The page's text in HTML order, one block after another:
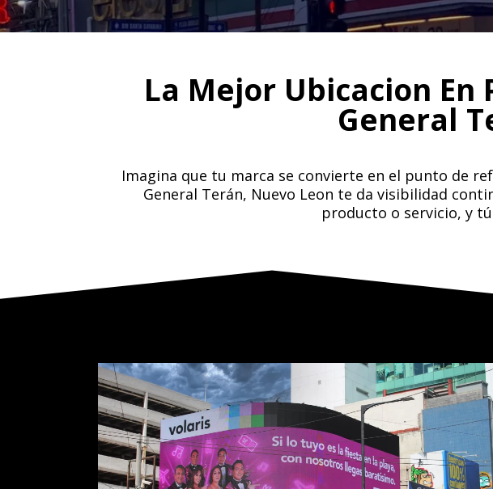
La Mejor Ubicacion
General
Imagina que tu marca se convierte en el punto de
General Terán, Nuevo Leon te da visibilidad
producto o servicio, y